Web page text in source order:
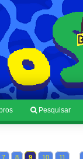
Pesquisar
7 8 9 10 11